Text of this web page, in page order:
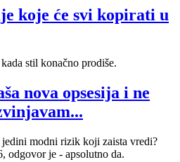
koje će svi kopirati u
stil konačno prodiše.
nova opsesija i ne
modni rizik koji zaista vredi?
odgovor je - apsolutno da.